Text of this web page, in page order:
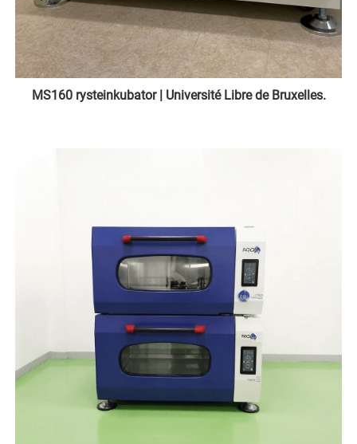
MS160 rysteinkubator | Université Libre de Bruxelles.